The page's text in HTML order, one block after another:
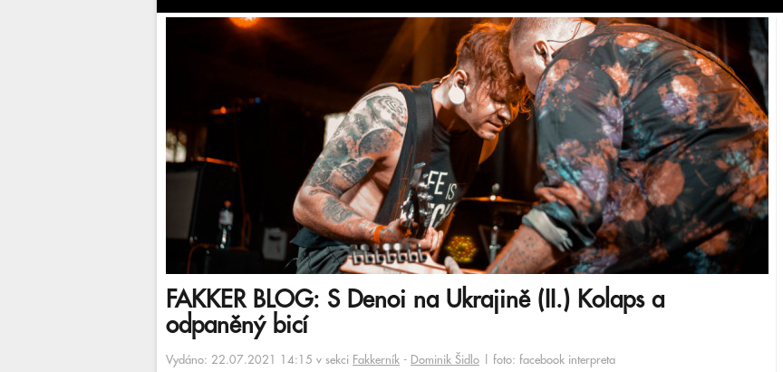
FAKKER BLOG: S Denoi na Ukrajině (II.) Kolaps a
odpaněný bicí
Vydáno: 22.07.2021 14:15 v sekci Fakkerník - Dominik Šidlo | foto: facebook interpreta